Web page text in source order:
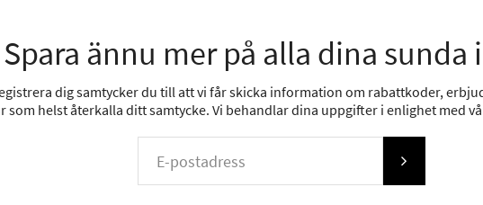
Spara ännu mer på alla dina sunda
dig samtycker du till att vi får skicka information om rabattkoder,
som helst återkalla ditt samtycke. Vi behandlar dina uppgifter i enlighet med